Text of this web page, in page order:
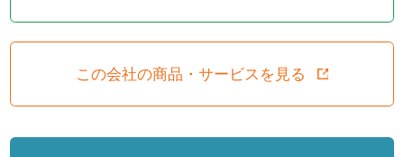
この会社の商品・サービスを見る